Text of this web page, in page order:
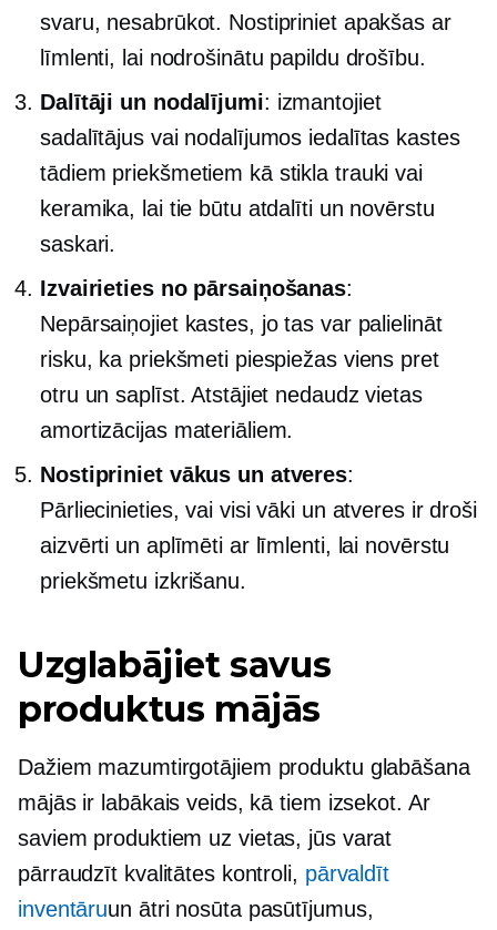
svaru, nesabrūkot. Nostipriniet apakšas ar
līmlenti, lai nodrošinātu papildu drošību.
Dalītāji un nodalījumi: izmantojiet
sadalītājus vai nodalījumos iedalītas kastes
tādiem priekšmetiem kā stikla trauki vai
keramika, lai tie būtu atdalīti un novērstu
saskari.
Izvairieties no pārsaiņošanas:
Nepārsaiņojiet kastes, jo tas var palielināt
risku, ka priekšmeti piespiežas viens pret
otru un saplīst. Atstājiet nedaudz vietas
amortizācijas materiāliem.
Nostipriniet vākus un atveres:
Pārliecinieties, vai visi vāki un atveres ir droši
aizvērti un aplīmēti ar līmlenti, lai novērstu
priekšmetu izkrišanu.
Uzglabājiet savus
produktus mājās
Dažiem mazumtirgotājiem produktu glabāšana
mājās ir labākais veids, kā tiem izsekot. Ar
saviem produktiem uz vietas, jūs varat
pārraudzīt kvalitātes kontroli, pārvaldīt
inventāruun ātri nosūta pasūtījumus,